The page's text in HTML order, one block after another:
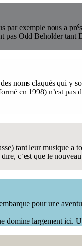
par exemple nous a
Odd Beholder tant
noms claqués qui y
en 1998) n’est
tant leur musique a
c’est que le
pour une
domine largement ici.